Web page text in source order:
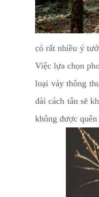
có rất nhiều ý
Việc lựa chọn
loại váy thông
dài cách tân sẽ
không được